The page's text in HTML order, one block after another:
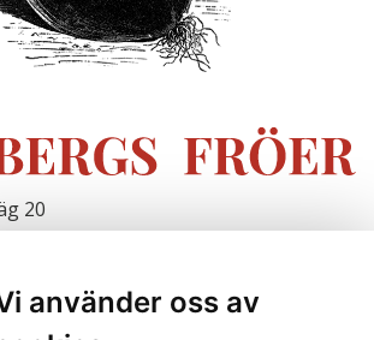
använder oss av
20